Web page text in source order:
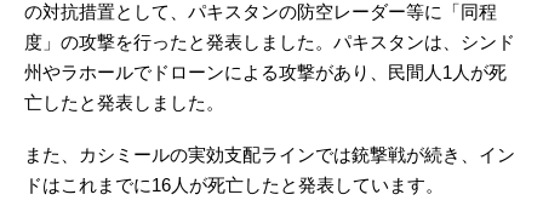
の対抗措置として、パキスタンの防空レーダー等に「同程
度」の攻撃を行ったと発表しました。パキスタンは、シンド
州やラホールでドローンによる攻撃があり、民間人1人が死
亡したと発表しました。
また、カシミールの実効支配ラインでは銃撃戦が続き、イン
ドはこれまでに16人が死亡したと発表しています。